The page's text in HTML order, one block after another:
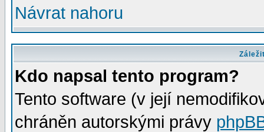
Návrat nahoru
Kdo napsal tento program?
Tento software (v její
chráněn autorskými právy